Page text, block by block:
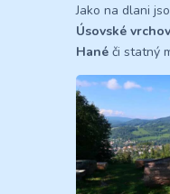
Jako na dlani
Úsovské
Hané či statný